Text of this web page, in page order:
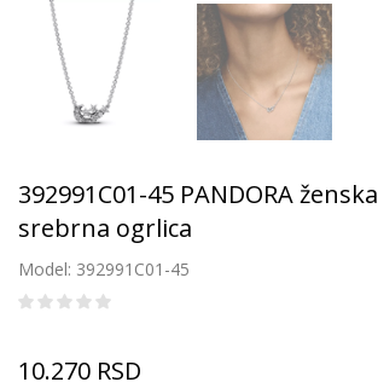
392991C01-45 PANDORA ženska
srebrna ogrlica
Model: 392991C01-45
10.270 RSD